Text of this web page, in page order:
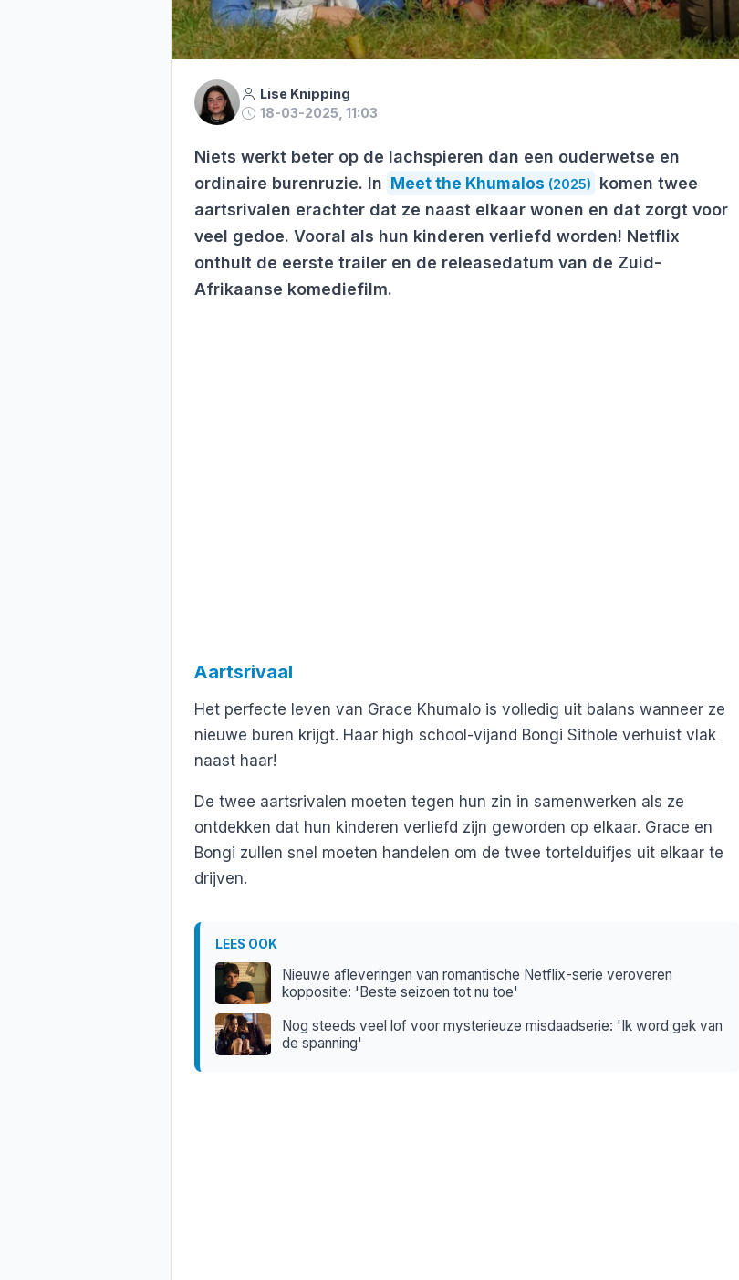
Lise Knipping
18-03-2025, 11:03
Niets werkt beter op de lachspieren dan een ouderwetse en
ordinaire burenruzie. In Meet the Khumalos (2025)
komen twee
aartsrivalen erachter dat ze naast elkaar wonen en dat zorgt voor
veel gedoe. Vooral als hun kinderen verliefd worden! Netflix
onthult de eerste trailer en de releasedatum van de Zuid-
Afrikaanse komediefilm.
Aartsrivaal
Het perfecte leven van Grace Khumalo is volledig uit balans wanneer ze
nieuwe buren krijgt. Haar high school-vijand Bongi Sithole verhuist vlak
naast haar!
De twee aartsrivalen moeten tegen hun zin in samenwerken als ze
ontdekken dat hun kinderen verliefd zijn geworden op elkaar. Grace en
Bongi zullen snel moeten handelen om de twee tortelduifjes uit elkaar te
drijven.
LEES OOK
Nieuwe afleveringen van romantische Netflix-serie veroveren
koppositie: 'Beste seizoen tot nu toe'
Nog steeds veel lof voor mysterieuze misdaadserie: 'Ik word gek van
de spanning'